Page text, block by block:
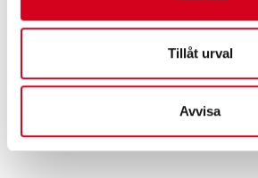
Tillåt urval
Avvisa
Ansökningsblankett Medlemskassan 2023